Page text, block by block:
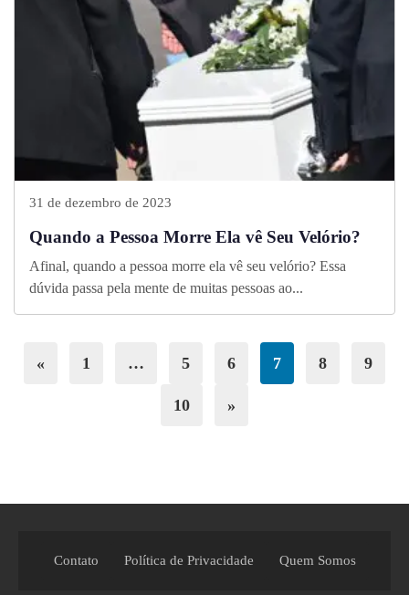
31 de dezembro de 2023
Quando a Pessoa Morre Ela vê Seu Velório?
Afinal, quando a pessoa morre ela vê seu velório? Essa
dúvida passa pela mente de muitas pessoas ao...
« 1 … 5 6 7 8 9
10 »
Contato Política de Privacidade Quem Somos